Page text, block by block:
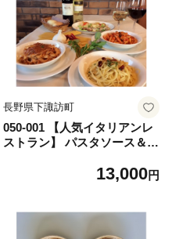
長野県下諏訪町
050-001 【人気イタリアンレ
ストラン】 パスタソース＆ス
13,000円